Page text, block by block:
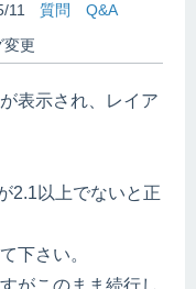
11 質問
Q&A
変更
表示され、レイア
2.1以上でないと正
下さい。